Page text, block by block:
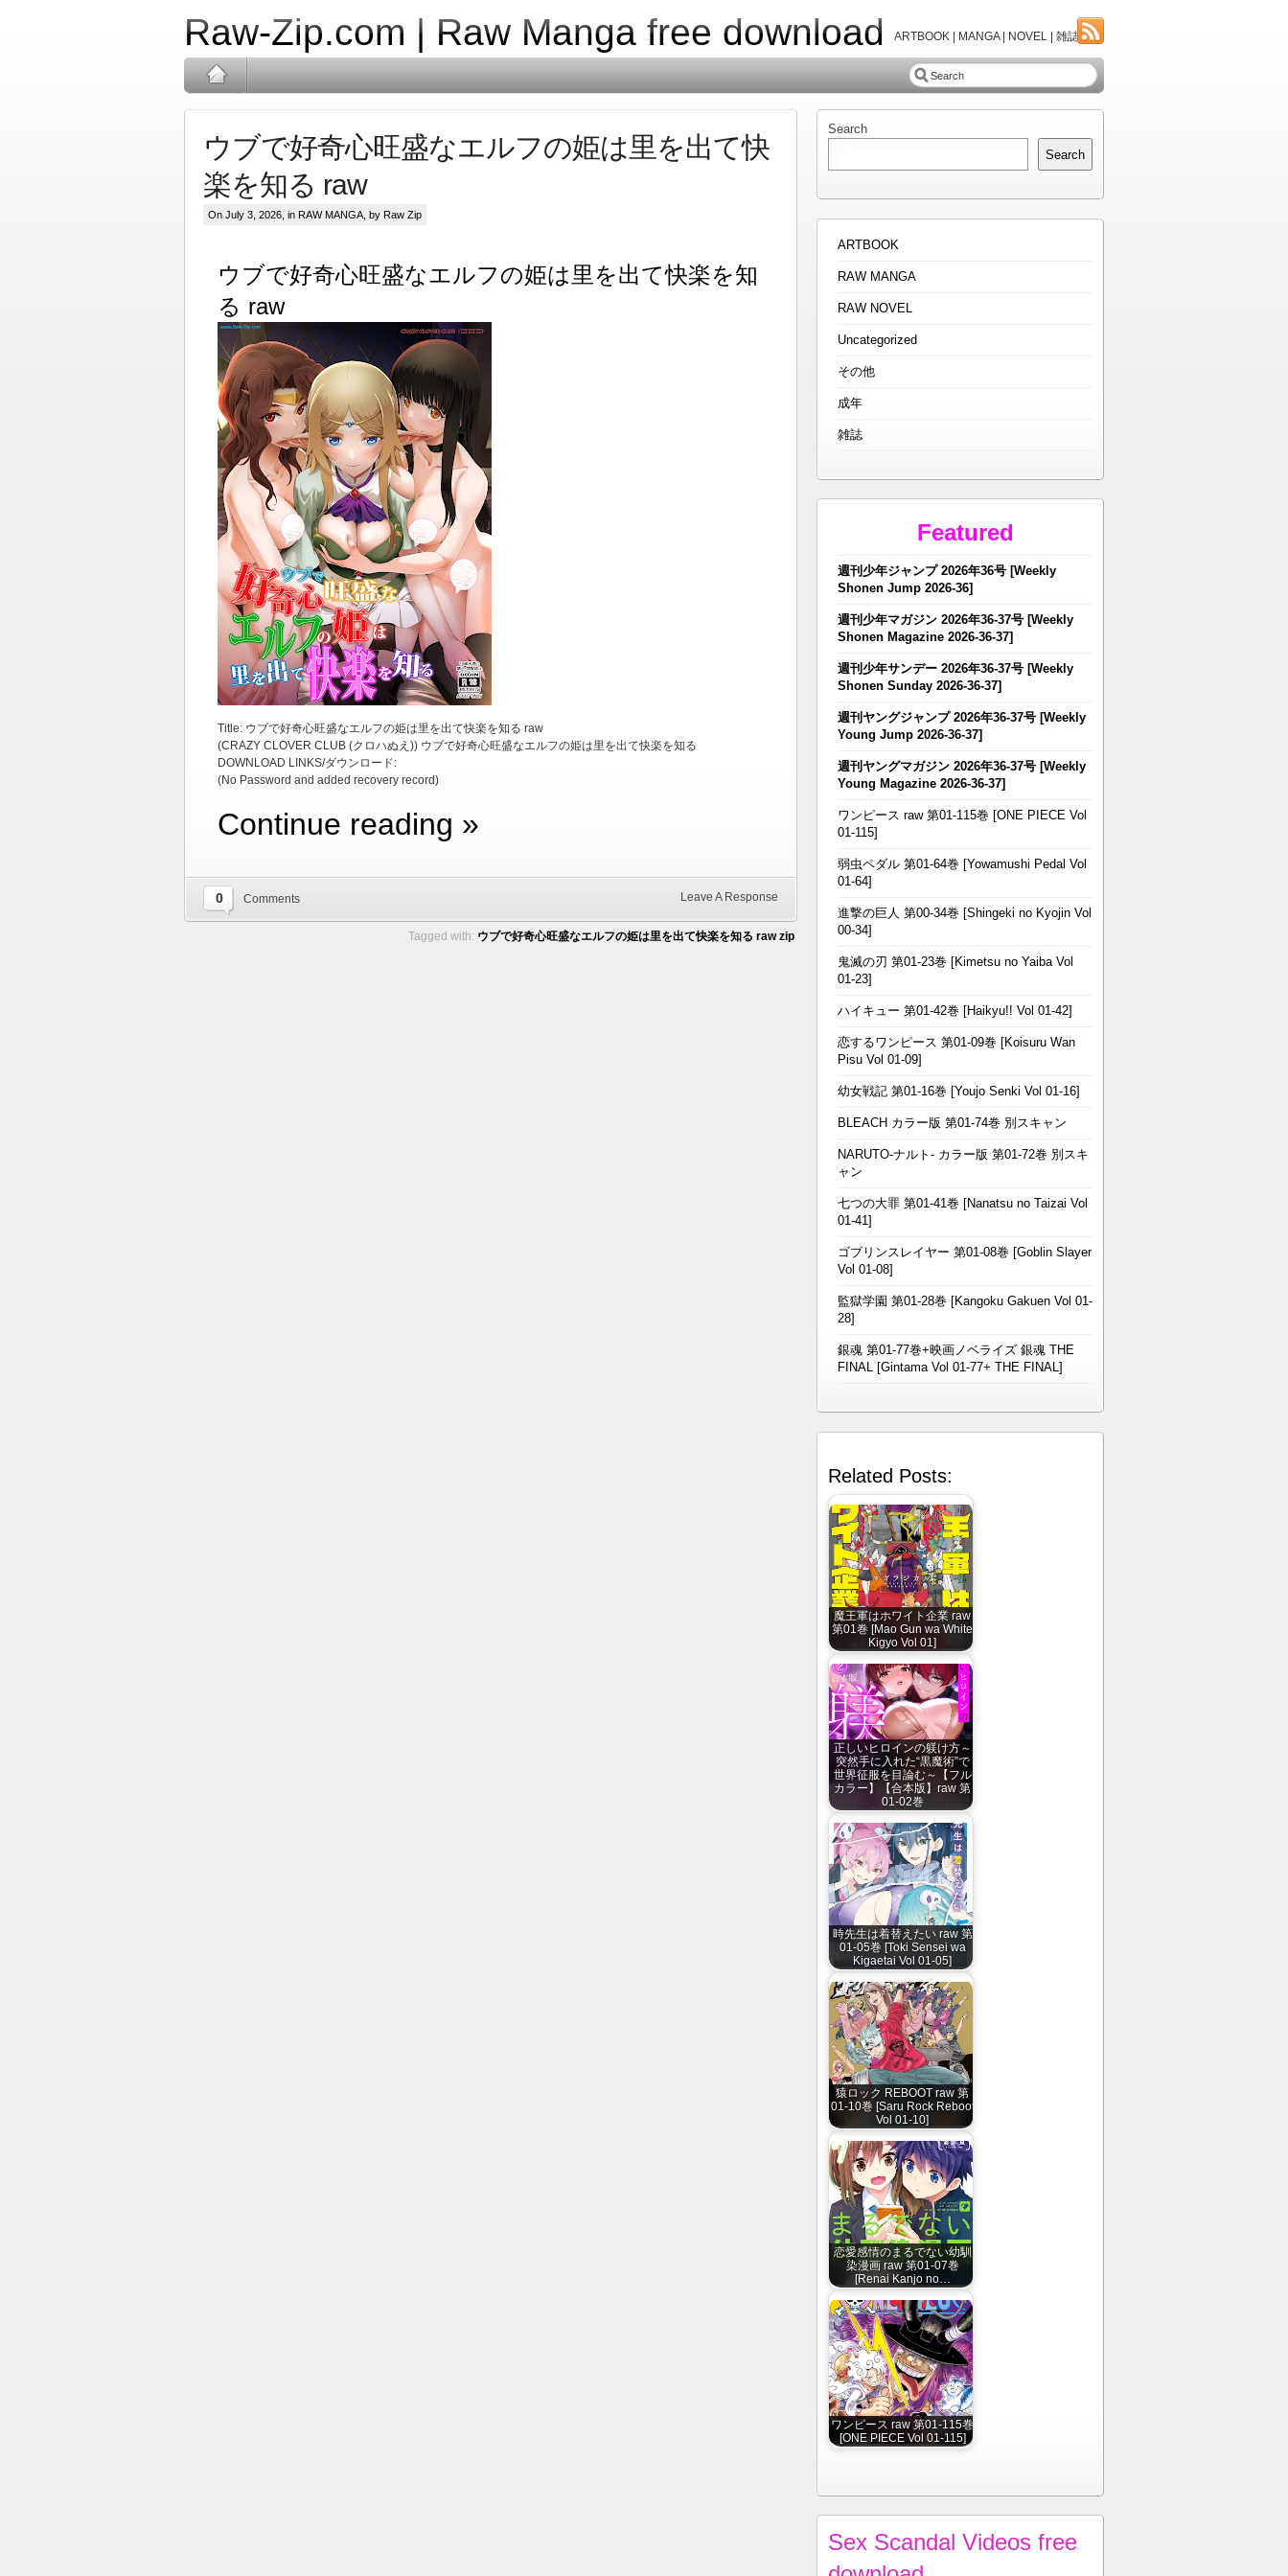
Raw-Zip.com | Raw Manga free download ARTBOOK | MANGA | NOVEL | 雑誌
ウブで好奇心旺盛なエルフの姫は里を出て快
楽を知る raw
On July 3, 2026, in RAW MANGA , by Raw Zip
ウブで好奇心旺盛なエルフの姫は里を出て快楽を知
る raw
Title: ウブで好奇心旺盛なエルフの姫は里を出て快楽を知る raw
(CRAZY CLOVER CLUB (クロハぬえ)) ウブで好奇心旺盛なエルフの姫は里を出て快楽を知る
DOWNLOAD LINKS/ダウンロード:
(No Password and added recovery record)
Continue reading »
0 Comments Leave A Response
Tagged with: ウブで好奇心旺盛なエルフの姫は里を出て快楽を知る raw zip
Search
Search
ARTBOOK
RAW MANGA
RAW NOVEL
Uncategorized
その他
成年
雑誌
Featured
週刊少年ジャンプ 2026年36号 [Weekly
Shonen Jump 2026-36]
週刊少年マガジン 2026年36-37号 [Weekly
Shonen Magazine 2026-36-37]
週刊少年サンデー 2026年36-37号 [Weekly
Shonen Sunday 2026-36-37]
週刊ヤングジャンプ 2026年36-37号 [Weekly
Young Jump 2026-36-37]
週刊ヤングマガジン 2026年36-37号 [Weekly
Young Magazine 2026-36-37]
ワンピース raw 第01-115巻 [ONE PIECE Vol
01-115]
弱虫ペダル 第01-64巻 [Yowamushi Pedal Vol
01-64]
進撃の巨人 第00-34巻 [Shingeki no Kyojin Vol
00-34]
鬼滅の刃 第01-23巻 [Kimetsu no Yaiba Vol
01-23]
ハイキュー 第01-42巻 [Haikyu!! Vol 01-42]
恋するワンピース 第01-09巻 [Koisuru Wan
Pisu Vol 01-09]
幼女戦記 第01-16巻 [Youjo Senki Vol 01-16]
BLEACH カラー版 第01-74巻 別スキャン
NARUTO-ナルト- カラー版 第01-72巻 別スキ
ャン
七つの大罪 第01-41巻 [Nanatsu no Taizai Vol
01-41]
ゴブリンスレイヤー 第01-08巻 [Goblin Slayer
Vol 01-08]
監獄学園 第01-28巻 [Kangoku Gakuen Vol 01-
28]
銀魂 第01-77巻+映画ノベライズ 銀魂 THE
FINAL [Gintama Vol 01-77+ THE FINAL]
Related Posts:
魔王軍はホワイト企業 raw
第01巻 [Mao Gun wa White
Kigyo Vol 01]
正しいヒロインの躾け方～
突然手に入れた“黒魔術”で
世界征服を目論む～【フル
カラー】【合本版】raw 第
01-02巻
時先生は着替えたい raw 第
01-05巻 [Toki Sensei wa
Kigaetai Vol 01-05]
猿ロック REBOOT raw 第
01-10巻 [Saru Rock Reboot
Vol 01-10]
恋愛感情のまるでない幼馴
染漫画 raw 第01-07巻
[Renai Kanjo no…
ワンピース raw 第01-115巻
[ONE PIECE Vol 01-115]
Sex Scandal Videos free